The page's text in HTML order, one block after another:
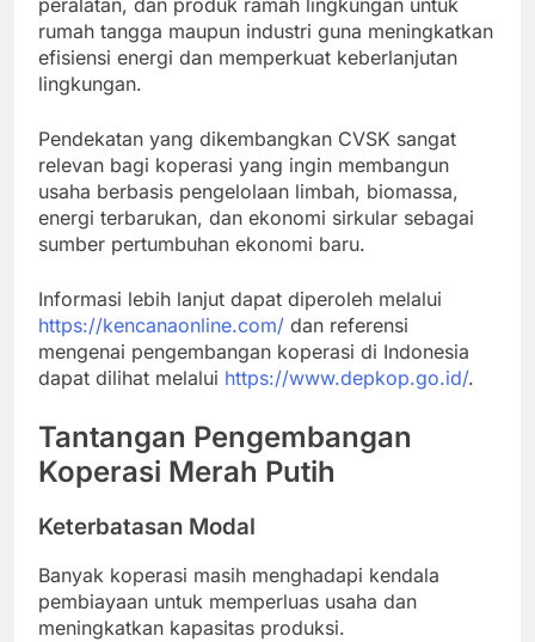
rumah tangga maupun industri guna meningkatkan
efisiensi energi dan memperkuat keberlanjutan
lingkungan.
Pendekatan yang dikembangkan CVSK sangat
relevan bagi koperasi yang ingin membangun
usaha berbasis pengelolaan limbah, biomassa,
energi terbarukan, dan ekonomi sirkular sebagai
sumber pertumbuhan ekonomi baru.
Informasi lebih lanjut dapat diperoleh melalui
https://kencanaonline.com/ dan referensi
mengenai pengembangan koperasi di Indonesia
dapat dilihat melalui https://www.depkop.go.id/.
Tantangan Pengembangan
Koperasi Merah Putih
Keterbatasan Modal
Banyak koperasi masih menghadapi kendala
pembiayaan untuk memperluas usaha dan
meningkatkan kapasitas produksi.